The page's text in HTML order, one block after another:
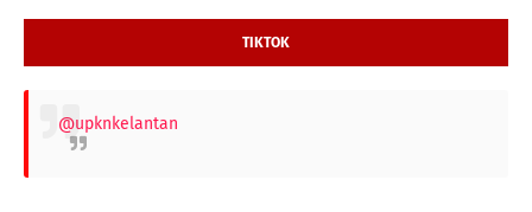
TIKTOK
@upknkelantan